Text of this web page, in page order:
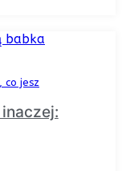
co jesz